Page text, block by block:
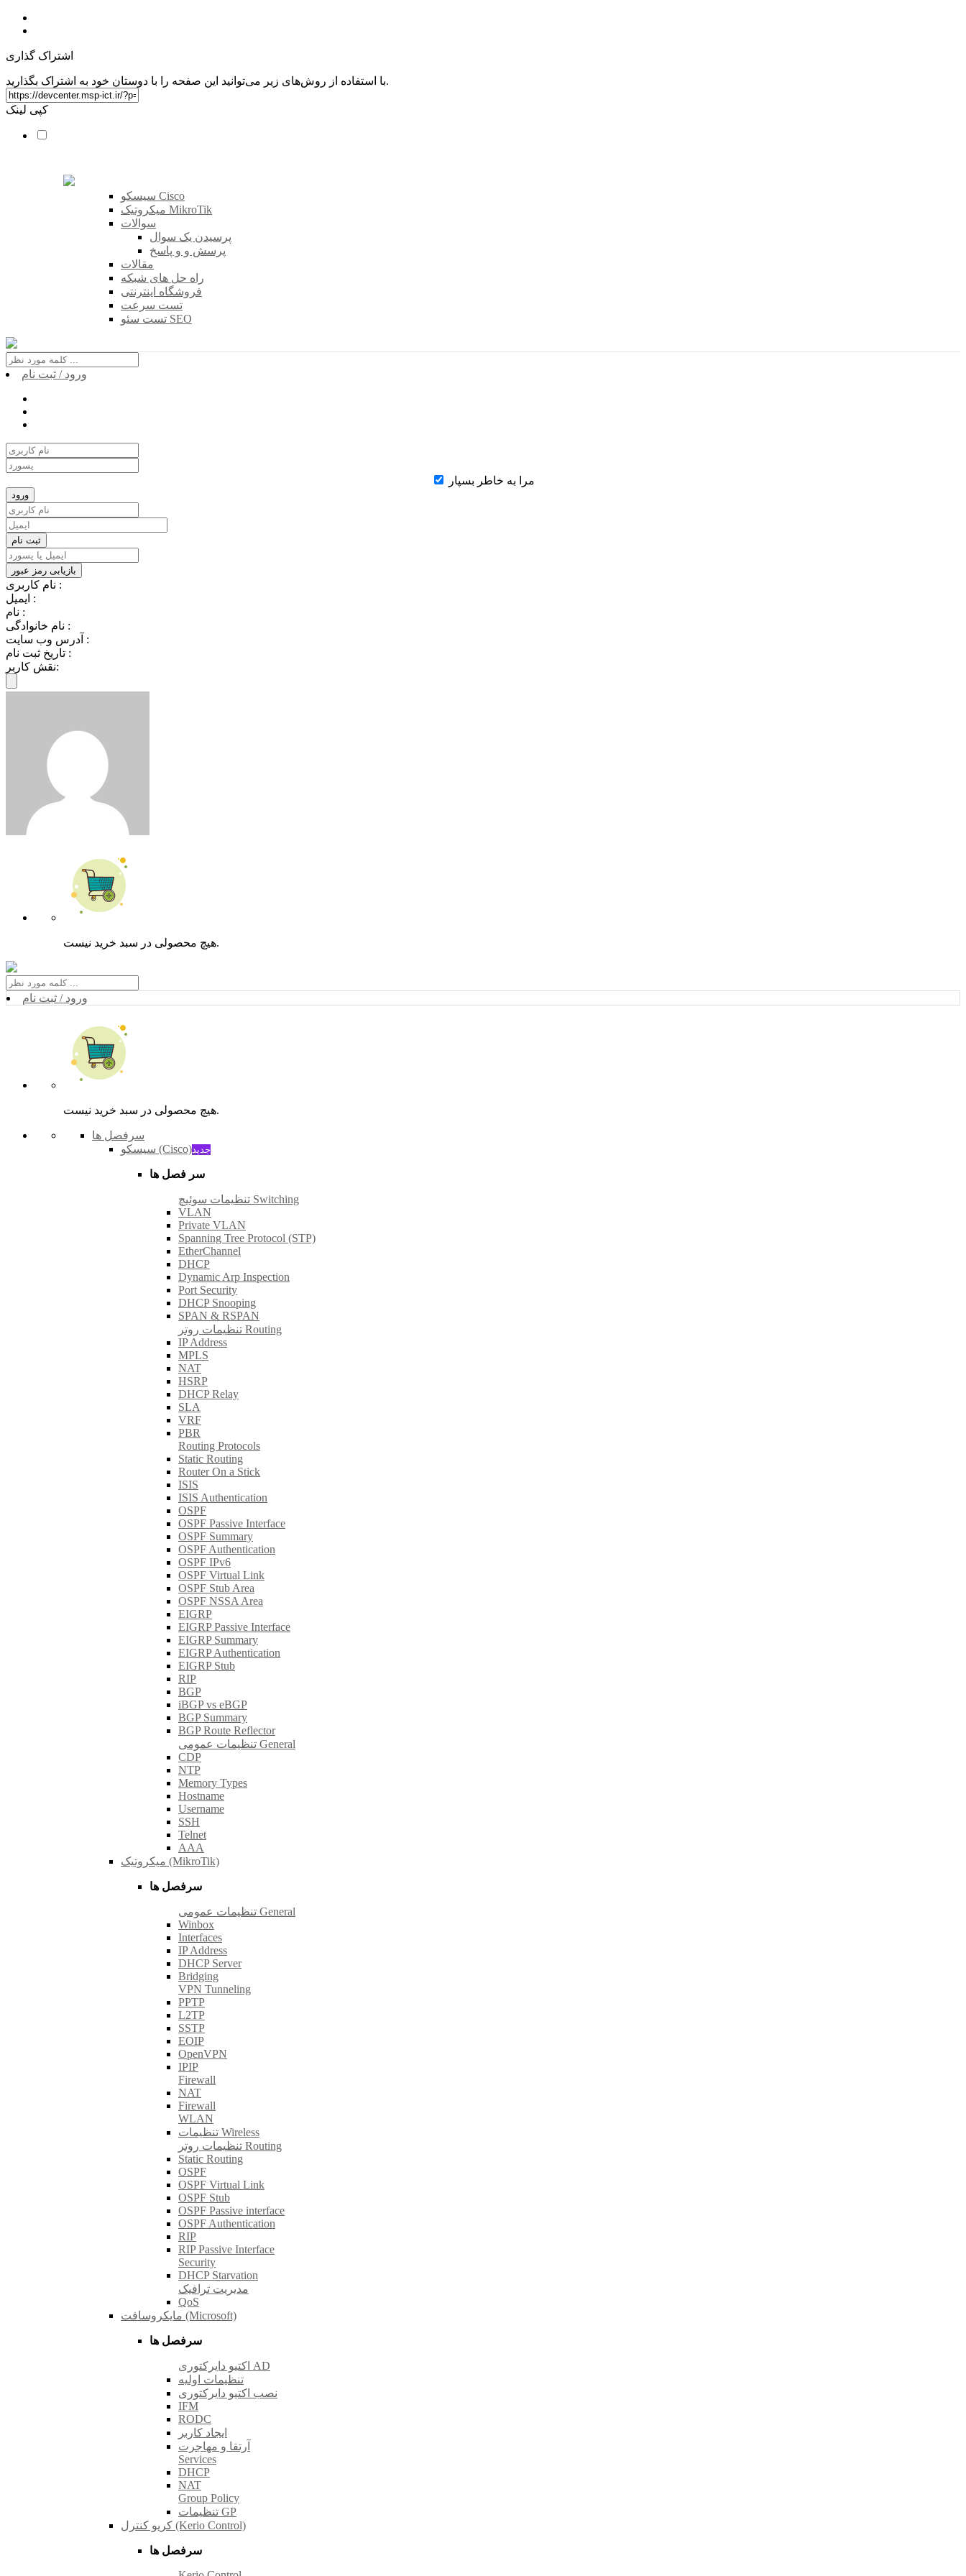
اشتراک گذاری
با استفاده از روش‌های زیر می‌توانید این صفحه را با دوستان خود به اشتراک بگذارید.
کپی لینک
سیسکو Cisco
میکروتیک MikroTik
سوالات
پرسیدن یک سوال
پرسش و و پاسخ
مقالات
راه حل های شبکه
فروشگاه اینترنتی
تست سرعت
تست سئو SEO
ورود / ثبت نام
مرا به خاطر بسپار
نام کاربری :
ایمیل :
نام :
نام خانوادگی :
آدرس وب سایت :
تاریخ ثبت نام :
نقش کاربر:
هیچ محصولی در سبد خرید نیست.
ورود / ثبت نام
هیچ محصولی در سبد خرید نیست.
سرفصل ها
سیسکو (Cisco)جدید
سر فصل ها
تنظیمات سوئیچ Switching
VLAN
Private VLAN
Spanning Tree Protocol (STP)
EtherChannel
DHCP
Dynamic Arp Inspection
Port Security
DHCP Snooping
SPAN & RSPAN
تنظیمات روتر Routing
IP Address
MPLS
NAT
HSRP
DHCP Relay
SLA
VRF
PBR
Routing Protocols
Static Routing
Router On a Stick
ISIS
ISIS Authentication
OSPF
OSPF Passive Interface
OSPF Summary
OSPF Authentication
OSPF IPv6
OSPF Virtual Link
OSPF Stub Area
OSPF NSSA Area
EIGRP
EIGRP Passive Interface
EIGRP Summary
EIGRP Authentication
EIGRP Stub
RIP
BGP
iBGP vs eBGP
BGP Summary
BGP Route Reflector
تنظیمات عمومی General
CDP
NTP
Memory Types
Hostname
Username
SSH
Telnet
AAA
میکروتیک (MikroTik)
سرفصل ها
تنظیمات عمومی General
Winbox
Interfaces
IP Address
DHCP Server
Bridging
VPN Tunneling
PPTP
L2TP
SSTP
EOIP
OpenVPN
IPIP
Firewall
NAT
Firewall
WLAN
تنظیمات Wireless
تنظیمات روتر Routing
Static Routing
OSPF
OSPF Virtual Link
OSPF Stub
OSPF Passive interface
OSPF Authentication
RIP
RIP Passive Interface
Security
DHCP Starvation
مدیریت ترافیک
QoS
مایکروسافت (Microsoft)
سرفصل ها
اکتیو دایرکتوری AD
تنظیمات اولیه
نصب اکتیو دایرکتوری
IFM
RODC
ایجاد کاربر
آرتقا و مهاجرت
Services
DHCP
NAT
Group Policy
تنظیمات GP
کریو کنترل (Kerio Control)
سرفصل ها